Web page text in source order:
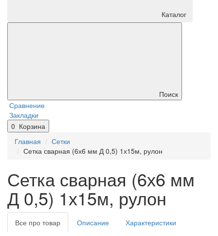
Каталог
Поиск
Сравнение
Закладки
0 Корзина
Главная
Сетки
Сетка сварная (6х6 мм Д 0,5) 1х15м, рулон
Сетка сварная (6х6 мм
Д 0,5) 1х15м, рулон
Все про товар Описание Характеристики